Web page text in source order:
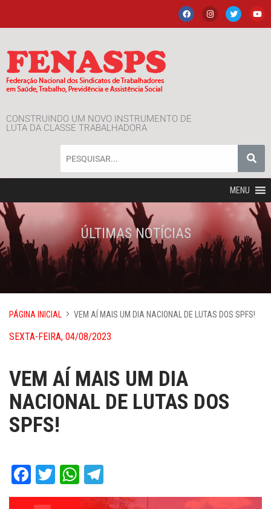
CONSTRUINDO UM NOVO INSTRUMENTO DE
LUTA DA CLASSE TRABALHADORA
MENU
ÚLTIMAS NOTÍCIAS
PÁGINA INICIAL VEM AÍ MAIS UM DIA NACIONAL DE LUTAS DOS SPFS!
SEXTA-FEIRA, 04/08/2023
VEM AÍ MAIS UM DIA
NACIONAL DE LUTAS DOS
SPFS!
Facebook
TwitterWhatsApp